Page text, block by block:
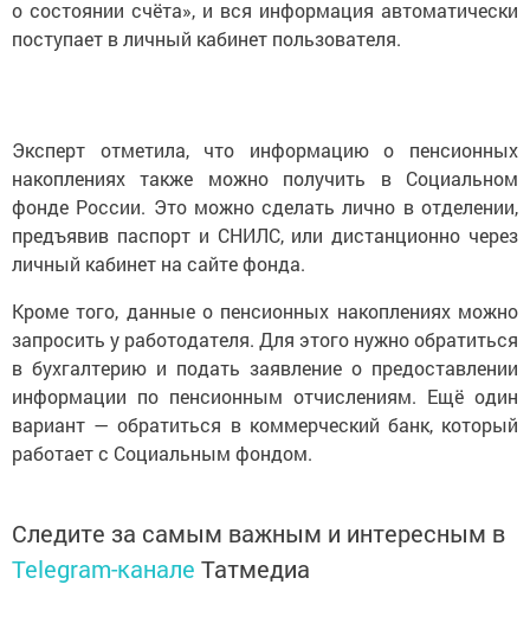
о состоянии счёта», и вся информация автоматически
поступает в личный кабинет пользователя.
Эксперт отметила, что информацию о пенсионных
накоплениях также можно получить в Социальном
фонде России. Это можно сделать лично в отделении,
предъявив паспорт и СНИЛС, или дистанционно через
личный кабинет на сайте фонда.
Кроме того, данные о пенсионных накоплениях можно
запросить у работодателя. Для этого нужно обратиться
в бухгалтерию и подать заявление о предоставлении
информации по пенсионным отчислениям. Ещё один
вариант — обратиться в коммерческий банк, который
работает с Социальным фондом.
Следите за самым важным и интересным в
Telegram-канале Татмедиа